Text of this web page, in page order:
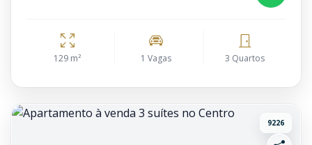
129 m² 1 Vagas 3 Quartos
9226